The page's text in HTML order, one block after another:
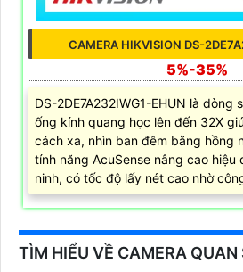
CAMERA HIKVISION DS-
5%-35%
DS-2DE7A232IWG1-EHUN là
ống kính quang học lên đến 32X
cách xa, nhìn ban đêm bằng hồng
tính năng AcuSense nâng cao hiệu
ninh, có tốc độ lấy nét cao nhờ
TÌM HIỂU VỀ CAMERA QUAN